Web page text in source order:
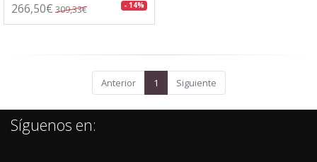
266,50€ 309,33€ - 14%
Anterior 1 Siguiente
Síguenos en: